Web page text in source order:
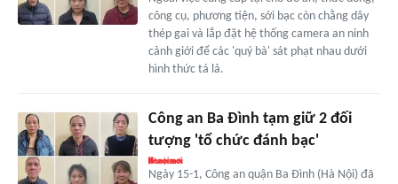
công cụ, phương tiện, sới bạc còn chằng dây
thép gai và lắp đặt hệ thống camera an ninh
cảnh giới để các 'quý bà' sát phạt nhau dưới
hình thức tá lả.
Công an Ba Đình tạm giữ 2 đối
tượng 'tổ chức đánh bạc'
Ngày 15-1, Công an quận Ba Đình (Hà Nội) đã